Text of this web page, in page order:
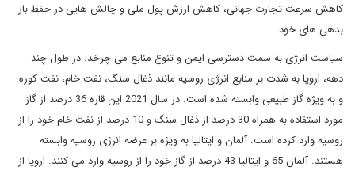
کاهش سرعت تجارت جهانی، کاهش ارزش پول ملی و چالش هایی در حفظ بار
بدهی های خود.
سیاست انرژی به سمت دسترسی ایمن و تنوع منابع می چرخد. در طول چند
دهه، اروپا به شدت بر منابع انرژی روسیه مانند ذغال سنگ، نفت خام، نفت کوره
و به ویژه گاز طبیعی وابسته شده است. در سال 2021 این قاره 36 درصد از گاز
مورد استفاده به همراه 30 درصد از ذغال سنگ و 10 درصد از نفت خام خود را از
روسیه وارد کرده است. آلمان و ایتالیا به ویژه بر عرضه انرژی روسیه وابسته
هستند. آلمان 65 و ایتالیا 43 درصد از گاز خود را از روسیه وارد می کنند. اروپا از